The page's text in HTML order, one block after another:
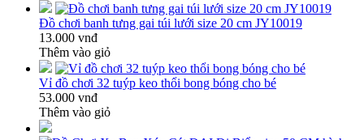
Đồ chơi banh tưng gai túi lưới size 20 cm JY10019
13.000 vnđ
Thêm vào giỏ
Vỉ đồ chơi 32 tuýp keo thổi bong bóng cho bé
53.000 vnđ
Thêm vào giỏ